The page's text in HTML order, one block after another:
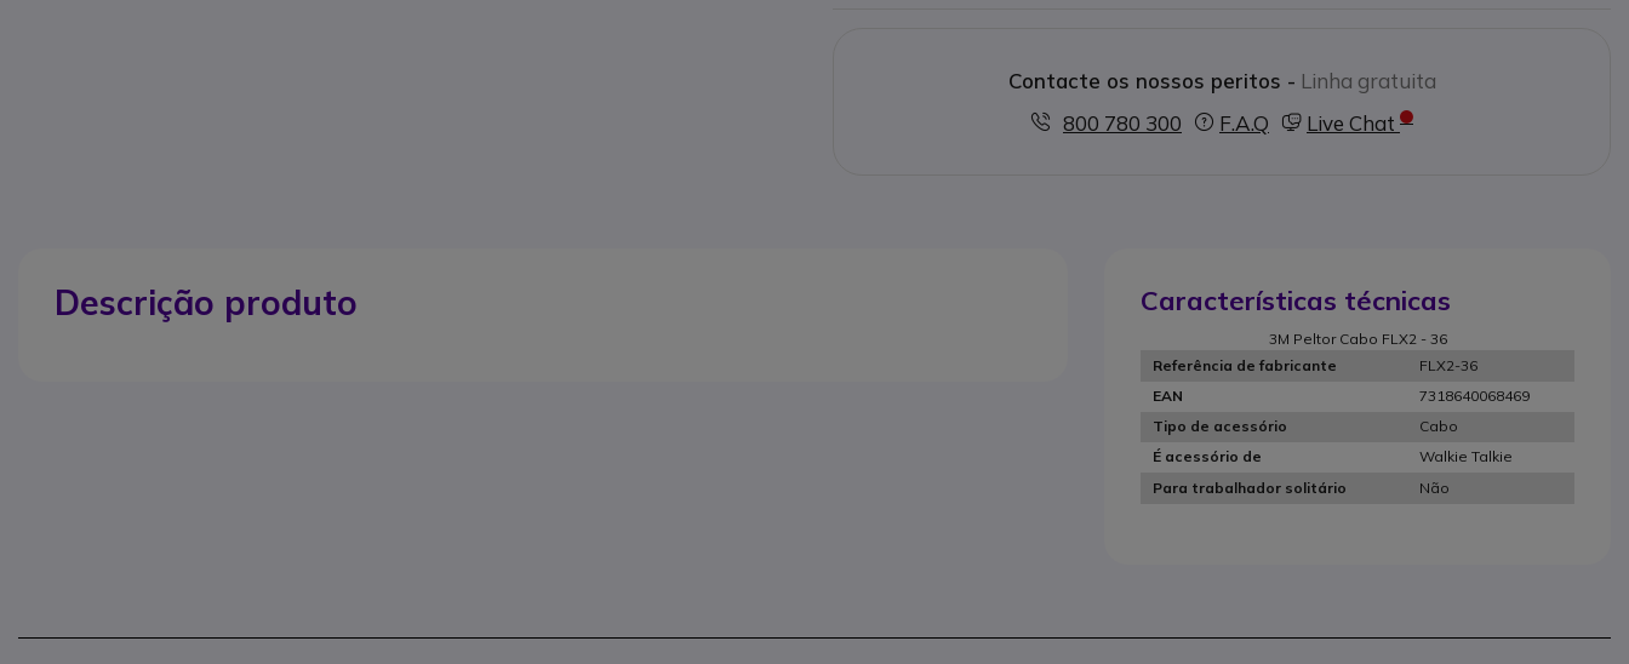
Contacte os nossos peritos - Linha gratuita
800 780 300
F.A.Q Live Chat
Descrição produto Características técnicas
3M Peltor Cabo FLX2 - 36
Referência de fabricante
FLX2-36
EAN
7318640068469
Tipo de acessório
Cabo
É acessório de
Walkie Talkie
Para trabalhador solitário
Não